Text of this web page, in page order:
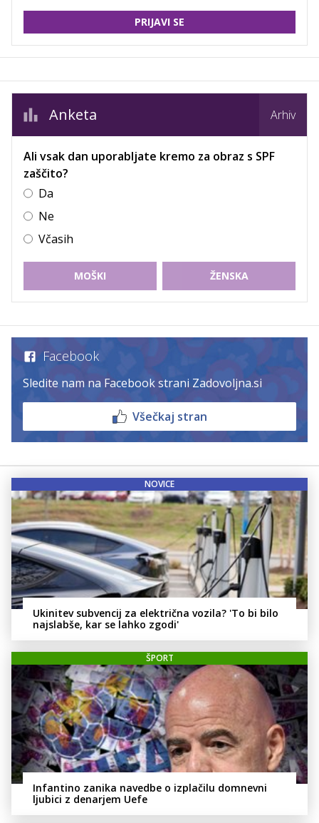
PRIJAVI SE
Anketa Arhiv
Ali vsak dan uporabljate kremo za obraz s SPF
zaščito?
Da
Ne
Včasih
MOŠKI ŽENSKA
Facebook
Sledite nam na Facebook strani Zadovoljna.si
Všečkaj stran
NOVICE
Ukinitev subvencij za električna vozila? 'To bi bilo
najslabše, kar se lahko zgodi'
ŠPORT
Infantino zanika navedbe o izplačilu domnevni
ljubici z denarjem Uefe